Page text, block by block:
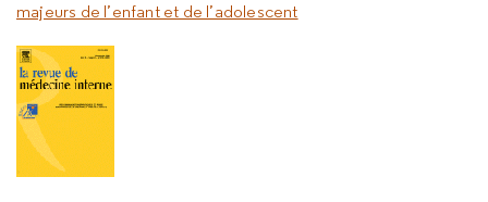
majeurs de l’enfant et de l’adolescent